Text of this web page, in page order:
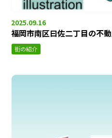
2025.09.16
福岡市南区曰佐二丁目の不
街の紹介